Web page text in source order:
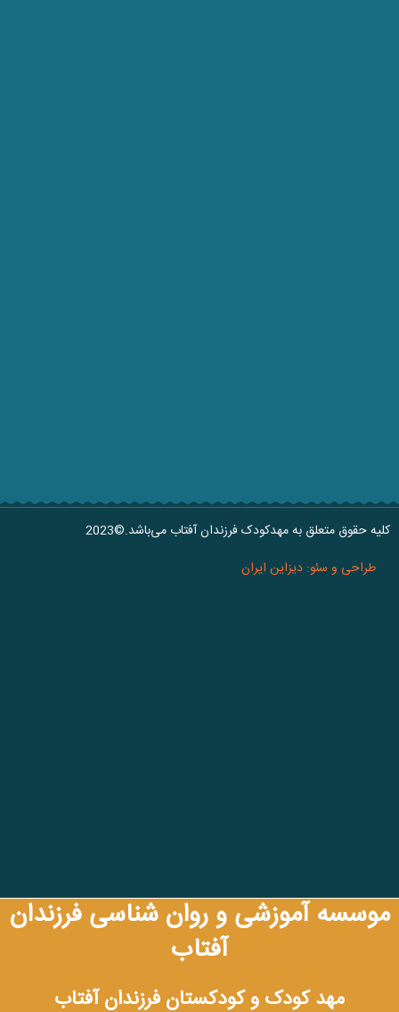
کلیه حقوق متعلق به مهدکودک فرزندان آفتاب می‌باشد.©2023
طراحی و سئو: دیزاین ایران
موسسه آموزشی و روان شناسی فرزندان
آفتاب
مهد کودک و کودکستان فرزندان آفتاب